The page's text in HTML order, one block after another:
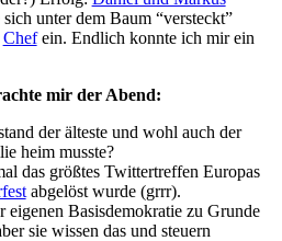
unter dem Baum “versteckt”
Chefein. Endlich konnte ich mir ein
mir der Abend:
der älteste und wohl auch der
heim musste?
das größtes Twittertreffen Europas
abgelöst wurde (grrr).
eigenen Basisdemokratie zu Grunde
sie wissen das und steuern